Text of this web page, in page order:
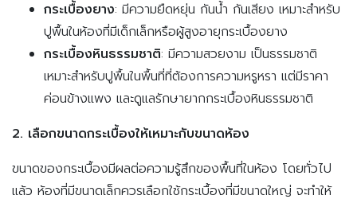
กระเบื้องยาง: มีความยืดหยุ่น กันน้ำ กันเสียง เหมาะสำหรับ
ปูพื้นในห้องที่มีเด็กเล็กหรือผู้สูงอายุกระเบื้องยาง
กระเบื้องหินธรรมชาติ: มีความสวยงาม เป็นธรรมชาติ
เหมาะสำหรับปูพื้นในพื้นที่ที่ต้องการความหรูหรา แต่มีราคา
ค่อนข้างแพง และดูแลรักษายากกระเบื้องหินธรรมชาติ
2. เลือกขนาดกระเบื้องให้เหมาะกับขนาดห้อง
ขนาดของกระเบื้องมีผลต่อความรู้สึกของพื้นที่ในห้อง โดยทั่วไป
แล้ว ห้องที่มีขนาดเล็กควรเลือกใช้กระเบื้องที่มีขนาดใหญ่ จะทำให้